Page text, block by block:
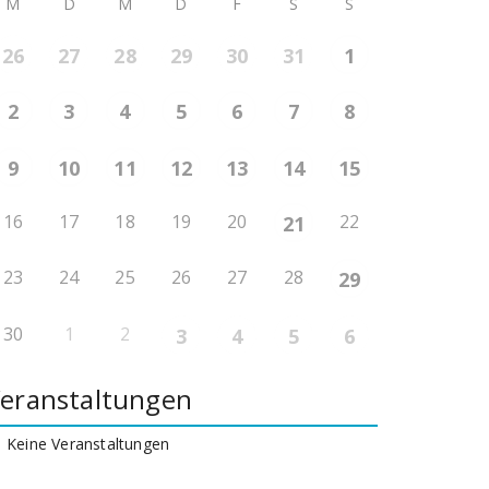
26 27 28 29 30 31 1
2 3 4 5 6 7 8
9 10 11 12 13 14 15
16 17 18 19 20 21 22
23 24 25 26 27 28 29
30 1 2 3 4 5 6
Keine Veranstaltungen